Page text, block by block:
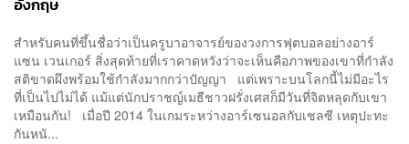
อังกฤษ
สำหรับคนที่ขึ้นชื่อว่าเป็นครูบาอาจารย์ของวงการฟุตบอลอย่างอาร์
แซน เวนเกอร์ สิ่งสุดท้ายที่เราคาดหวังว่าจะเห็นคือภาพของเขาที่กำลัง
สติขาดผึงพร้อมใช้กำลังมากกว่าปัญญา แต่เพราะบนโลกนี้ไม่มีอะไร
ที่เป็นไปไม่ได้ แม้แต่นักปราชญ์เมธีชาวฝรั่งเศสก็มีวันที่จิตหลุดกับเขา
เหมือนกัน! เมื่อปี 2014 ในเกมระหว่างอาร์เซนอลกับเชลซี เหตุปะทะ
กันหนั...